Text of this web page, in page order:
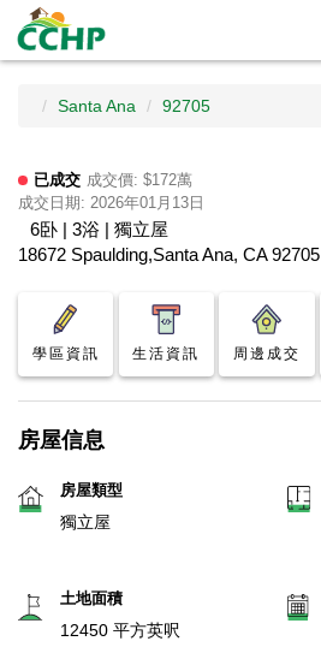
Santa Ana 92705
已成交 成交價: $172萬
成交日期: 2026年01月13日
6卧 | 3浴 | 獨立屋
18672 Spaulding,Santa Ana, CA 92705
學區資訊 生活資訊 周邊成交
房屋信息
房屋類型
獨立屋
土地面積
12450 平方英呎